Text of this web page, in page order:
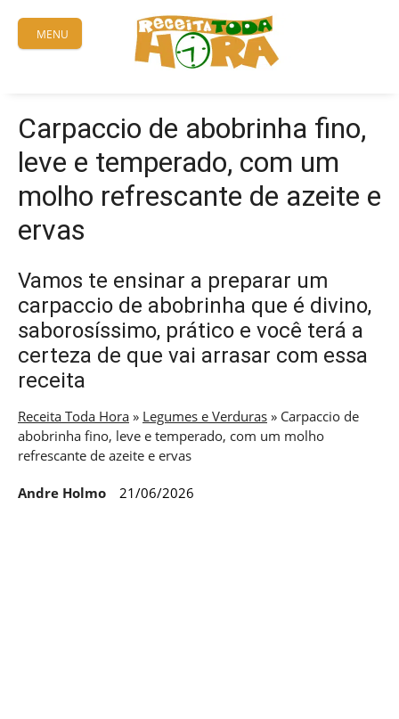
content
MENU
Carpaccio de abobrinha fino,
leve e temperado, com um
molho refrescante de azeite e
ervas
Vamos te ensinar a preparar um
carpaccio de abobrinha que é divino,
saborosíssimo, prático e você terá a
certeza de que vai arrasar com essa
receita
Receita Toda Hora » Legumes e Verduras » Carpaccio de
abobrinha fino, leve e temperado, com um molho
refrescante de azeite e ervas
Andre Holmo 21/06/2026